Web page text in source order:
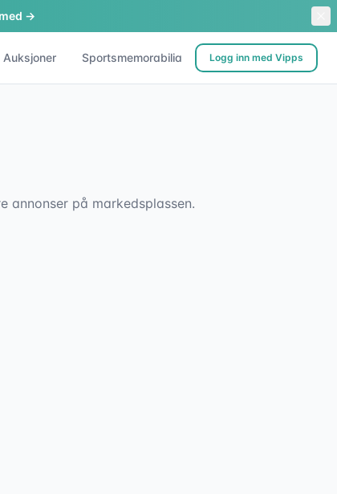
→
Auksjoner Sportsmemorabilia Logg inn med Vipps
annonser på markedsplassen.